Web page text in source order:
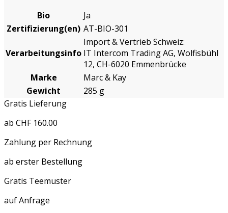
Bio
Ja
Zertifizierung(en) AT-BIO-301
Verarbeitungsinfo
Import & Vertrieb Schweiz:
IT Intercom Trading AG, Wolfisbühl
12, CH-6020 Emmenbrücke
Marke
Marc & Kay
Gewicht
285 g
Gratis Lieferung
ab CHF 160.00
Zahlung per Rechnung
ab erster Bestellung
Gratis Teemuster
auf Anfrage